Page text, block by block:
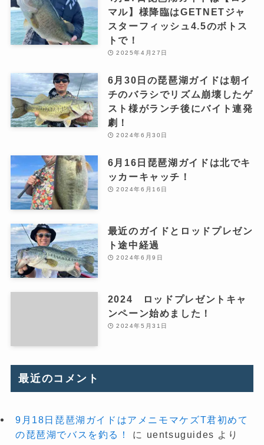
マル】様降臨はGETNETジャ
スターフィッシュ4.5のボトス
トで！
2025年4月27日
6月30日の琵琶湖ガイドは朝イ
チのバラシでリズム崩壊したゲ
スト様がランチ後にバイト連発
劇！
2024年6月30日
6月16日琵琶湖ガイドは北でキ
ッカーキャッチ！
2024年6月16日
最近のガイドとロッドプレゼン
ト途中経過
2024年6月9日
2024 ロッドプレゼントキャ
ンペーン始めました！
2024年5月31日
最近のコメント
9月18日琵琶湖ガイドはアメニモマケズT君初めて
の琵琶湖でバスを釣る！
に uentsuguides より